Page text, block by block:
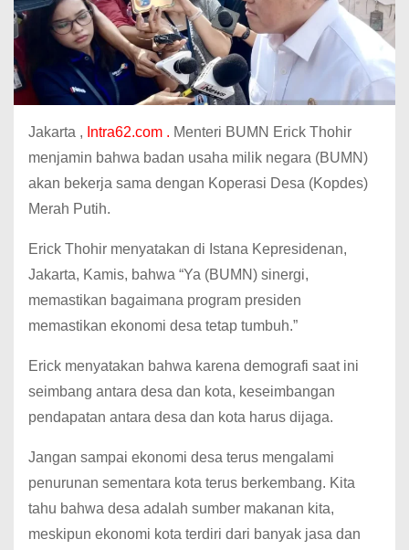
Jakarta , Intra62.com . Menteri BUMN Erick Thohir
menjamin bahwa badan usaha milik negara (BUMN)
akan bekerja sama dengan Koperasi Desa (Kopdes)
Merah Putih.
Erick Thohir menyatakan di Istana Kepresidenan,
Jakarta, Kamis, bahwa “Ya (BUMN) sinergi,
memastikan bagaimana program presiden
memastikan ekonomi desa tetap tumbuh.”
Erick menyatakan bahwa karena demografi saat ini
seimbang antara desa dan kota, keseimbangan
pendapatan antara desa dan kota harus dijaga.
Jangan sampai ekonomi desa terus mengalami
penurunan sementara kota terus berkembang. Kita
tahu bahwa desa adalah sumber makanan kita,
meskipun ekonomi kota terdiri dari banyak jasa dan